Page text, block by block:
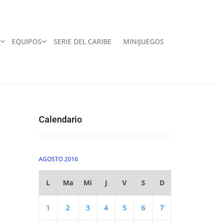
EQUIPOS SERIE DEL CARIBE MINIJUEGOS
Calendario
AGOSTO 2016
L Ma Mi J V S D
1 2 3 4 5 6 7